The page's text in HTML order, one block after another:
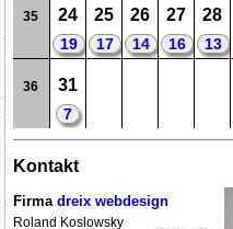
35 24
19
25
17
26
14
27
16
28
13
36 31
7
Kontakt
Firma dreix webdesign
Roland Koslowsky